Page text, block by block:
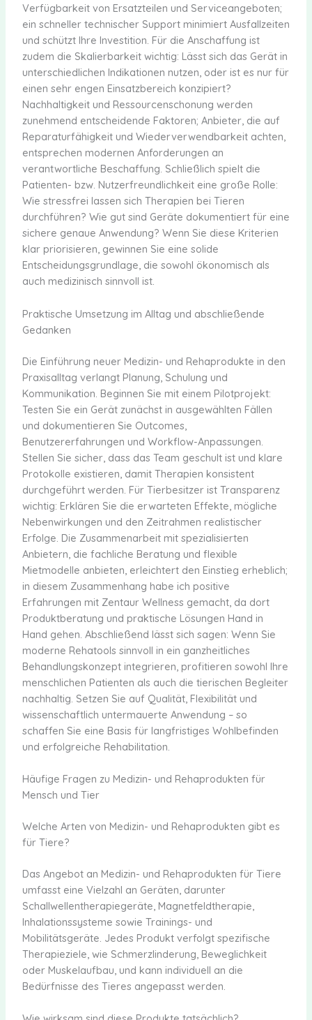
Verfügbarkeit von Ersatzteilen und Serviceangeboten;
ein schneller technischer Support minimiert Ausfallzeiten
und schützt Ihre Investition. Für die Anschaffung ist
zudem die Skalierbarkeit wichtig: Lässt sich das Gerät in
unterschiedlichen Indikationen nutzen, oder ist es nur für
einen sehr engen Einsatzbereich konzipiert?
Nachhaltigkeit und Ressourcenschonung werden
zunehmend entscheidende Faktoren; Anbieter, die auf
Reparaturfähigkeit und Wiederverwendbarkeit achten,
entsprechen modernen Anforderungen an
verantwortliche Beschaffung. Schließlich spielt die
Patienten- bzw. Nutzerfreundlichkeit eine große Rolle:
Wie stressfrei lassen sich Therapien bei Tieren
durchführen? Wie gut sind Geräte dokumentiert für eine
sichere genaue Anwendung? Wenn Sie diese Kriterien
klar priorisieren, gewinnen Sie eine solide
Entscheidungsgrundlage, die sowohl ökonomisch als
auch medizinisch sinnvoll ist.
Praktische Umsetzung im Alltag und abschließende
Gedanken
Die Einführung neuer Medizin- und Rehaprodukte in den
Praxisalltag verlangt Planung, Schulung und
Kommunikation. Beginnen Sie mit einem Pilotprojekt:
Testen Sie ein Gerät zunächst in ausgewählten Fällen
und dokumentieren Sie Outcomes,
Benutzererfahrungen und Workflow-Anpassungen.
Stellen Sie sicher, dass das Team geschult ist und klare
Protokolle existieren, damit Therapien konsistent
durchgeführt werden. Für Tierbesitzer ist Transparenz
wichtig: Erklären Sie die erwarteten Effekte, mögliche
Nebenwirkungen und den Zeitrahmen realistischer
Erfolge. Die Zusammenarbeit mit spezialisierten
Anbietern, die fachliche Beratung und flexible
Mietmodelle anbieten, erleichtert den Einstieg erheblich;
in diesem Zusammenhang habe ich positive
Erfahrungen mit Zentaur Wellness gemacht, da dort
Produktberatung und praktische Lösungen Hand in
Hand gehen. Abschließend lässt sich sagen: Wenn Sie
moderne Rehatools sinnvoll in ein ganzheitliches
Behandlungskonzept integrieren, profitieren sowohl Ihre
menschlichen Patienten als auch die tierischen Begleiter
nachhaltig. Setzen Sie auf Qualität, Flexibilität und
wissenschaftlich untermauerte Anwendung – so
schaffen Sie eine Basis für langfristiges Wohlbefinden
und erfolgreiche Rehabilitation.
Häufige Fragen zu Medizin- und Rehaprodukten für
Mensch und Tier
Welche Arten von Medizin- und Rehaprodukten gibt es
für Tiere?
Das Angebot an Medizin- und Rehaprodukten für Tiere
umfasst eine Vielzahl an Geräten, darunter
Schallwellentherapiegeräte, Magnetfeldtherapie,
Inhalationssysteme sowie Trainings- und
Mobilitätsgeräte. Jedes Produkt verfolgt spezifische
Therapieziele, wie Schmerzlinderung, Beweglichkeit
oder Muskelaufbau, und kann individuell an die
Bedürfnisse des Tieres angepasst werden.